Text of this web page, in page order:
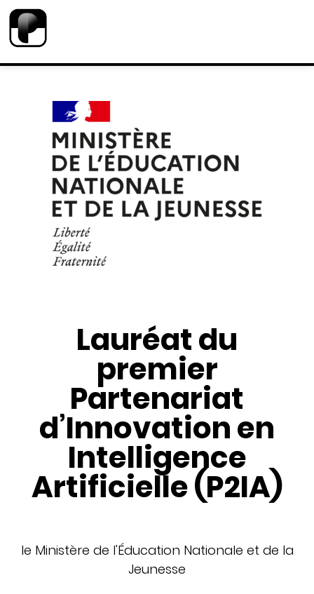
Lauréat du
premier
Partenariat
d’Innovation en
Intelligence
Artificielle (P2IA)
le Ministère de l'Éducation Nationale et de la
Jeunesse